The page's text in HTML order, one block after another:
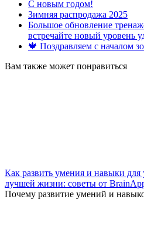
С новым годом!
Зимняя распродажа 2025
Большое обновление
встречайте новый уровень
🍁 Поздравляем с началом
Вам также может понравиться
Как развить умения и навыки
лучшей жизни: советы от
Почему развитие умений и